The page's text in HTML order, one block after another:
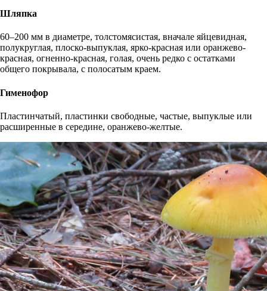
Шляпка
60–200 мм в диаметре, толстомясистая, вначале яйцевидная,
полукруглая, плоско-выпуклая, ярко-красная или оранжево-
красная, огненно-красная, голая, очень редко с остатками
общего покрывала, с полосатым краем.
Гименофор
Пластинчатый, пластинки свободные, частые, выпуклые или
расширенные в середине, оранжево-желтые.